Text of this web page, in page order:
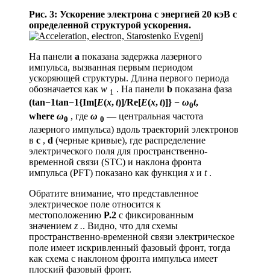
Рис. 3: Ускорение электрона с энергией 20 кэВ с
определенной структурой ускорения.
На панели а показана задержка лазерного
импульса, вызванная первым периодом
ускоряющей структуры. Длина первого периода
обозначается как w 1 . На панели b показана фаза
(tan−1tan−1{Im[E(x,t)]/Re[E(x,t)]} − ω0t,
where ω0 , где ω 0 — центральная частота
лазерного импульса) вдоль траекторий электронов
в c , d (черные кривые), где распределение
электрического поля для пространственно-
временной связи (STC) и наклона фронта
импульса (PFT) показано как функция x и t.
Обратите внимание, что представленное
электрическое поле относится к
местоположению P.2 с фиксированным
значением z .. Видно, что для схемы
пространственно-временной связи электрическое
поле имеет искривленный фазовый фронт, тогда
как схема с наклоном фронта импульса имеет
плоский фазовый фронт.